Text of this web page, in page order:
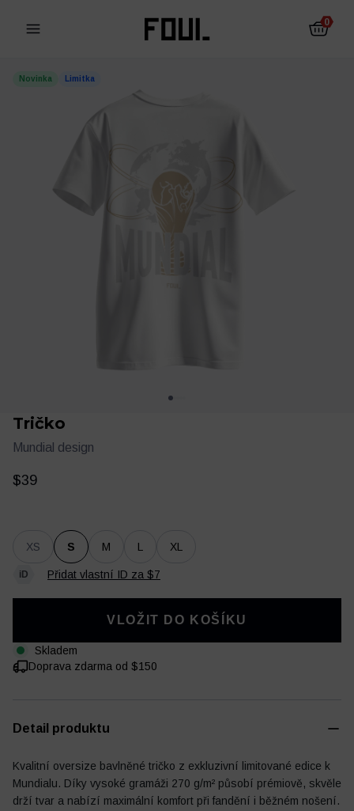
0
Oblečení
Fotbalový deník Ostatní
Novinka Limitka
Tričko
Mundial design
$39
XS S M L XL
Přidat vlastní ID za $7
VLOŽIT DO KOŠÍKU
Skladem
Doprava zdarma od $150
Detail produktu
Kvalitní oversize bavlněné tričko z exkluzivní limitované edice k
Mundialu. Díky vysoké gramáži 270 g/m² působí prémiově, skvěle
drží tvar a nabízí maximální komfort při fandění i běžném nošení.